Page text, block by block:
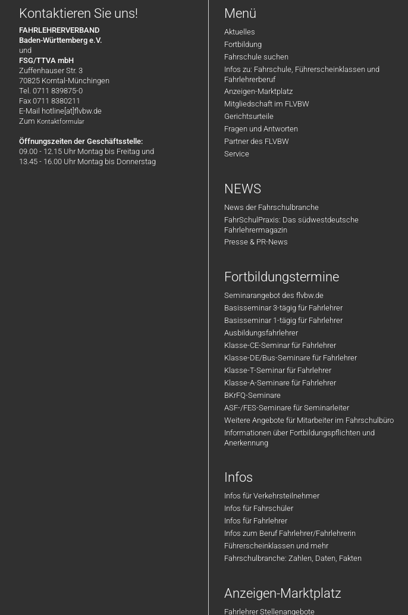
Kontaktieren Sie uns!
FAHRLEHRERVERBAND
Baden-Württemberg e.V.
und
FSG/TTVA mbH
Zuffenhauser Str. 3
70825 Korntal-Münchingen
Tel. 0711 839875-0
Fax 0711 8380211
E-Mail hotline[at]flvbw.de
Zum Kontaktformular
Öffnungszeiten der Geschäftsstelle:
09.00 - 12.15 Uhr Montag bis Freitag und
13.45 - 16.00 Uhr Montag bis Donnerstag
Menü
Aktuelles
Fortbildung
Fahrschule suchen
Infos zu: Fahrschule, Führerscheinklassen und
Fahrlehrerberuf
Anzeigen-Marktplatz
Mitgliedschaft im FLVBW
Gerichtsurteile
Fragen und Antworten
Partner des FLVBW
Service
NEWS
News der Fahrschulbranche
FahrSchulPraxis: Das südwestdeutsche
Fahrlehrermagazin
Presse & PR-News
Fortbildungstermine
Seminarangebot des flvbw.de
Basisseminar 3-tägig für Fahrlehrer
Basisseminar 1-tägig für Fahrlehrer
Ausbildungsfahrlehrer
Klasse-CE-Seminar für Fahrlehrer
Klasse-DE/Bus-Seminare für Fahrlehrer
Klasse-T-Seminar für Fahrlehrer
Klasse-A-Seminare für Fahrlehrer
BKrFQ-Seminare
ASF-/FES-Seminare für Seminarleiter
Weitere Angebote für Mitarbeiter im Fahrschulbüro
Informationen über Fortbildungspflichten und
Anerkennung
Infos
Infos für Verkehrsteilnehmer
Infos für Fahrschüler
Infos für Fahrlehrer
Infos zum Beruf Fahrlehrer/Fahrlehrerin
Führerscheinklassen und mehr
Fahrschulbranche: Zahlen, Daten, Fakten
Anzeigen-Marktplatz
Fahrlehrer Stellenangebote